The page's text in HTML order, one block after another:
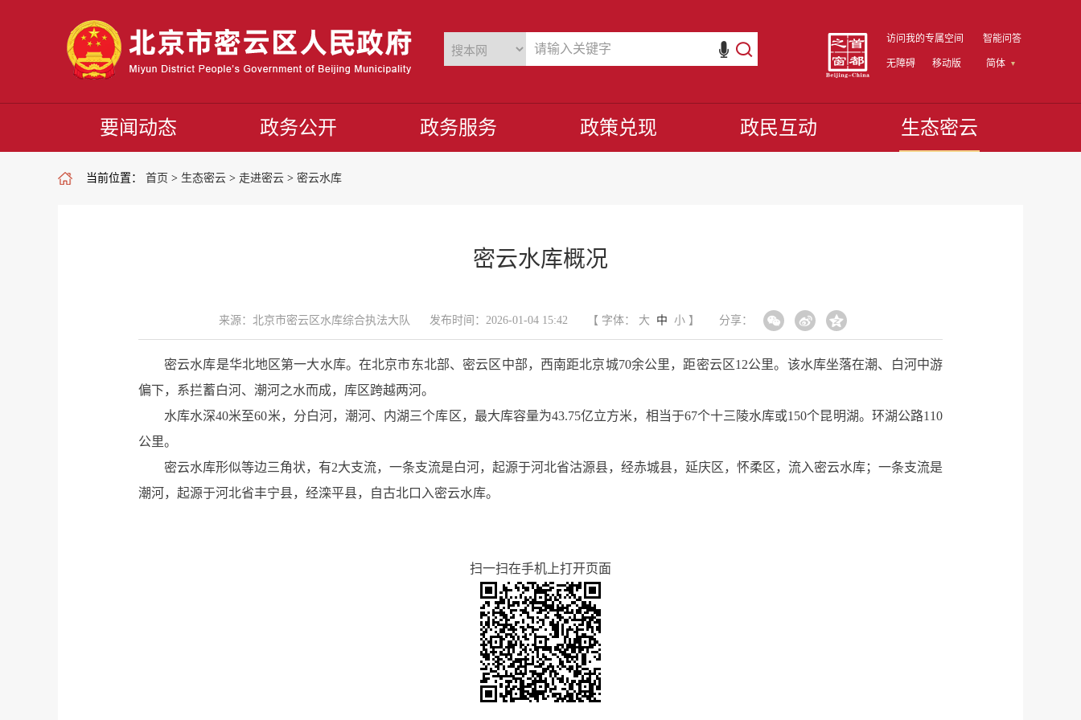
访问我的专属空间 智能问答
无障碍 移动版 简体
要闻动态 政务公开 政务服务 政策兑现 政民互动 生态密云
当前位置： 首页 > 生态密云 > 走进密云 > 密云水库
密云水库概况
来源：北京市密云区水库综合执法大队 发布时间：2026-01-04 15:42 【 字体： 大 中 小】 分享：
密云水库是华北地区第一大水库。在北京市东北部、密云区中部，西南距北京城70余公里，距密云区12公里。该水库坐落在潮、白河中游
偏下，系拦蓄白河、潮河之水而成，库区跨越两河。
水库水深40米至60米，分白河，潮河、内湖三个库区，最大库容量为43.75亿立方米，相当于67个十三陵水库或150个昆明湖。环湖公路110
公里。
密云水库形似等边三角状，有2大支流，一条支流是白河，起源于河北省沽源县，经赤城县，延庆区，怀柔区，流入密云水库；一条支流是
潮河，起源于河北省丰宁县，经滦平县，自古北口入密云水库。
扫一扫在手机上打开页面